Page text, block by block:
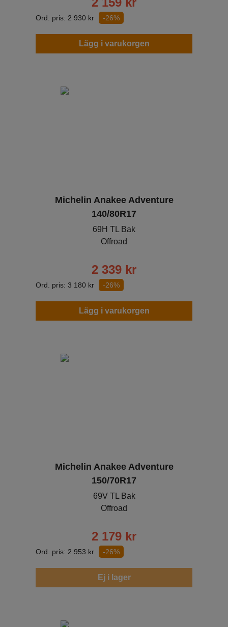
Ord. pris: 2 930 kr -26%
Lägg i varukorgen
Michelin Anakee Adventure
140/80R17
69H TL Bak
Offroad
2 339 kr
Ord. pris: 3 180 kr -26%
Lägg i varukorgen
Michelin Anakee Adventure
150/70R17
69V TL Bak
Offroad
2 179 kr
Ord. pris: 2 953 kr -26%
Ej i lager